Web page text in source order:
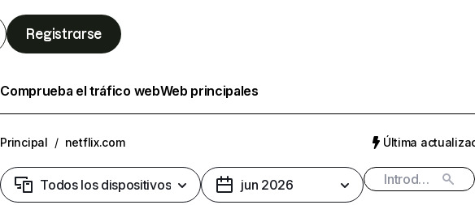
Registrarse
Comprueba el tráfico webWeb principales
Principal / netflix.com Última
Todos los dispositivos jun 2026